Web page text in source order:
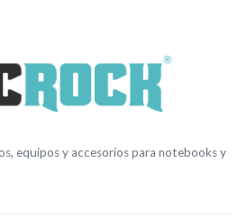
equipos y accesorios para notebooks y